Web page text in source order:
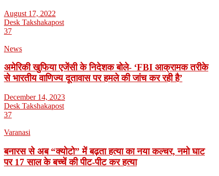
August 17, 2022
Desk Takshakapost
37
News
अमेरिकी खुफिया एजेंसी के निदेशक बोले- ‘FBI आक्रामक तरीके
से भारतीय वाणिज्य दूतावास पर हमले की जांच कर रही है’
December 14, 2023
Desk Takshakapost
37
Varanasi
बनारस से अब “क्योटो” में बढ़ता हत्या का नया कल्चर, नमो घाट
पर 17 साल के बच्चें की पीट-पीट कर हत्या